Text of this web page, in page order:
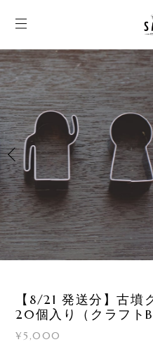
【8/21 発送分】古墳
20個入り（クラフト
¥5,000